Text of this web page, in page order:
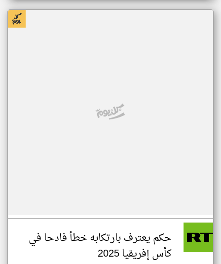
حكم يعترف بارتكابه خطأ فادحا في
كأس إفريقيا 2025